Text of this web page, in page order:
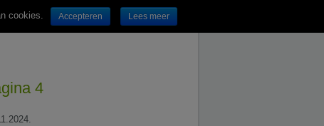
4
cookies. Accepteren Lees meer